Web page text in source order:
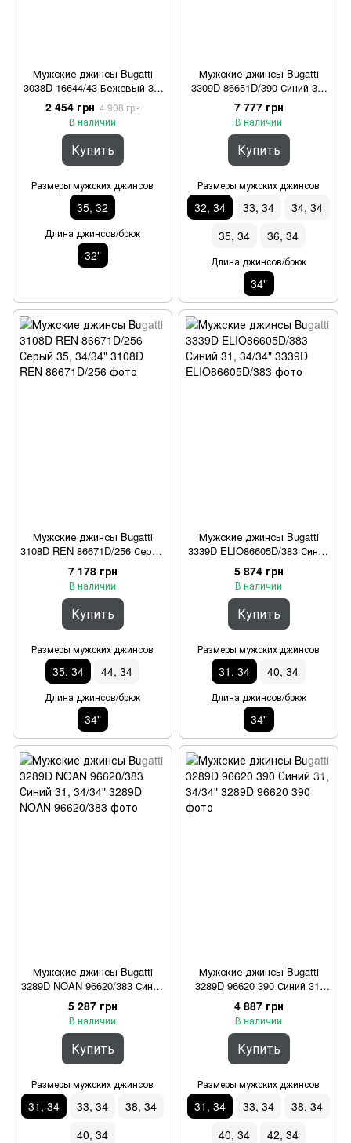
Мужские джинсы Bugatti
3038D 16644/43 Бежевый 35,
32/32"
2 454 грн 4 908 грн
В наличии
Купить
Размеры мужских джинсов
35, 32
Длина джинсов/брюк
32"
Мужские джинсы Bugatti
3309D 86651D/390 Синий 32,
34/34"
7 777 грн
В наличии
Купить
Размеры мужских джинсов
32, 34 33, 34
34, 34
35, 34
36, 34
Длина джинсов/брюк
34"
Мужские джинсы Bugatti
3108D REN 86671D/256 Серый
35, 34/34"
7 178 грн
В наличии
Купить
Размеры мужских джинсов
35, 34 44, 34
Длина джинсов/брюк
34"
Мужские джинсы Bugatti
3339D ELIO86605D/383 Синий
31, 34/34"
5 874 грн
В наличии
Купить
Размеры мужских джинсов
31, 34 40, 34
Длина джинсов/брюк
34"
Мужские джинсы Bugatti
3289D NOAN 96620/383 Синий
31, 34/34"
5 287 грн
В наличии
Купить
Размеры мужских джинсов
31, 34 33, 34
38, 34
40, 34
Мужские джинсы Bugatti
3289D 96620 390 Синий 31,
34/34"
4 887 грн
В наличии
Купить
Размеры мужских джинсов
31, 34 33, 34
38, 34
40, 34
42, 34